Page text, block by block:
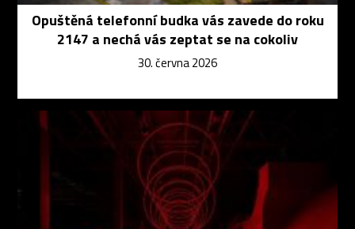
Opuštěná telefonní budka vás zavede do roku
2147 a nechá vás zeptat se na cokoliv
30. června 2026